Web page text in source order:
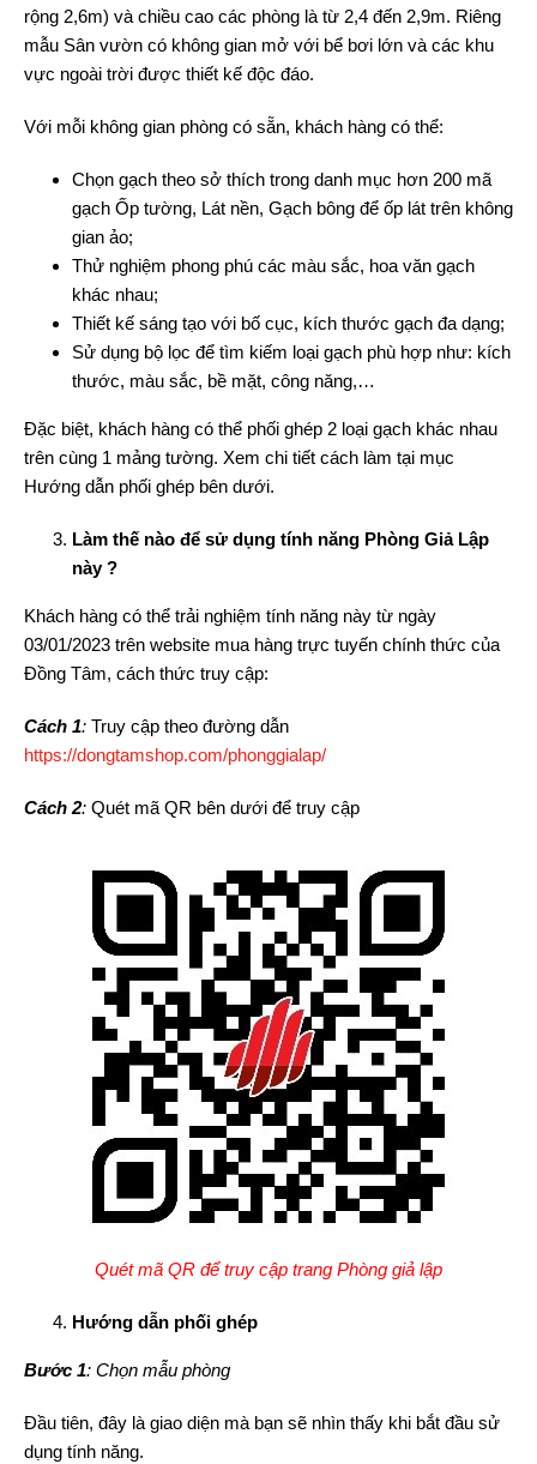
rộng 2,6m) và chiều cao các phòng là từ 2,4 đến 2,9m. Riêng
mẫu Sân vườn có không gian mở với bể bơi lớn và các khu
vực ngoài trời được thiết kế độc đáo.
Với mỗi không gian phòng có sẵn, khách hàng có thể:
Chọn gạch theo sở thích trong danh mục hơn 200 mã
gạch Ốp tường, Lát nền, Gạch bông để ốp lát trên không
gian ảo;
Thử nghiệm phong phú các màu sắc, hoa văn gạch
khác nhau;
Thiết kế sáng tạo với bố cục, kích thước gạch đa dạng;
Sử dụng bộ lọc để tìm kiếm loại gạch phù hợp như: kích
thước, màu sắc, bề mặt, công năng,…
Đặc biệt, khách hàng có thể phối ghép 2 loại gạch khác nhau
trên cùng 1 mảng tường. Xem chi tiết cách làm tại mục
Hướng dẫn phối ghép bên dưới.
Làm thế nào để sử dụng tính năng Phòng Giả Lập
này ?
Khách hàng có thể trải nghiệm tính năng này từ ngày
03/01/2023 trên website mua hàng trực tuyến chính thức của
Đồng Tâm, cách thức truy cập:
Cách 1: Truy cập theo đường dẫn
https://dongtamshop.com/phonggialap/
Cách 2: Quét mã QR bên dưới để truy cập
Quét mã QR để truy cập trang Phòng giả lập
Hướng dẫn phối ghép
Bước 1: Chọn mẫu phòng
Đầu tiên, đây là giao diện mà bạn sẽ nhìn thấy khi bắt đầu sử
dụng tính năng.